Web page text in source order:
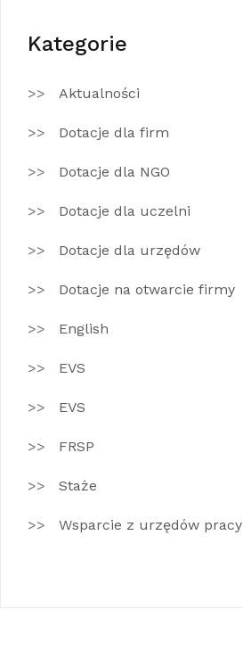
Kategorie
Aktualności
Dotacje dla firm
Dotacje dla NGO
Dotacje dla uczelni
Dotacje dla urzędów
Dotacje na otwarcie firmy
English
EVS
EVS
FRSP
Staże
Wsparcie z urzędów pracy